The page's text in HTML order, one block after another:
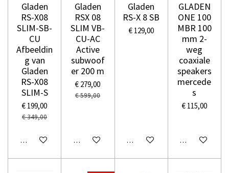
Gladen
RS-X08
SLIM-SB-
CU
Afbeeldin
g van
Gladen
RS-X08
SLIM-S
€ 199,00
€ 349,00
In winkelwagen
Gladen
RSX 08
SLIM VB-
CU-AC
Active
subwoof
er 200 m
€ 279,00
€ 599,00
In winkelwagen
Gladen
RS-X 8 SB
€ 129,00
In winkelwagen
GLADEN
ONE 100
MBR 100
mm 2-
weg
coaxiale
speakers
mercede
s
€ 115,00
In winkelwagen